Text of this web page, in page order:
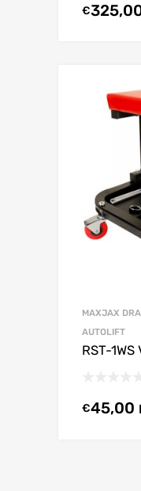
€
MAXJAX
AUTOLIFT
RST-
€45,00